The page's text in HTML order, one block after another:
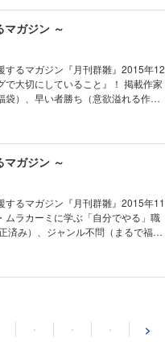
のかけら』〈連載第５回〉 いよいよ
ーさ！』〈読切〉 俺はヒーロー！
〈読切〉 『本にだって雄と雌があ
第１回〉 死刑宣告されたマリー・
習慣になっている男の話 ●コユキ
岳透『猫じゃらし』〈読切〉 「猫が
正月 制作チーム：
ガジン ～
するマガジン『月刊群雛』2015年12
していること』！ 掲載作家
）、早い者勝ち（意欲溢れる作家
一『６人の出張』〈読切〉 鉄道趣味
る川の流れと、ジャズ喫茶に集う
まう ●晴海まどか『一小路真実は
●和良拓馬『戦術ナドロ』〈読
切〉 スランプに陥った童話作家が
目的と、岐阜県南部再開発の意味は
由 ●長鳥たま『紅潔し』〈表紙イ
原田晶文／晴海まどか／竹元かつみ／鷹野凌
ガジン ～
るマガジン『月刊群雛』2015年11
ラカーミに学ぶ「自分でやる」職
ルガニゼイション』〈連載第５回〉
込められた少年を救出せよ！ ●加
ディーズ作家を応援するマガジン
・ ・ ・ >